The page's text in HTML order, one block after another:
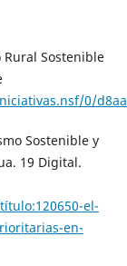
Rural Sostenible
0/
Sostenible y
19 Digital.
el-
en-